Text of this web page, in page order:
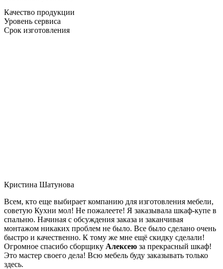
Качество продукции
Уровень сервиса
Срок изготовления
Кристина Шатунова
Всем, кто еще выбирает компанию для изготовления мебели,
советую Кухни мол! Не пожалеете! Я заказывала шкаф-купе в
спальню. Начиная с обсуждения заказа и заканчивая
монтажом никаких проблем не было. Все было сделано очень
быстро и качественно. К тому же мне ещё скидку сделали!
Огромное спасибо сборщику Алексею за прекрасный шкаф!
Это мастер своего дела! Всю мебель буду заказывать только
здесь.